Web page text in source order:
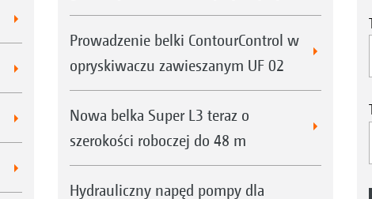
Prowadzenie belki ContourControl w
opryskiwaczu zawieszanym UF 02
Nowa belka Super L3 teraz o
szerokości roboczej do 48 m
Hydrauliczny napęd pompy dla